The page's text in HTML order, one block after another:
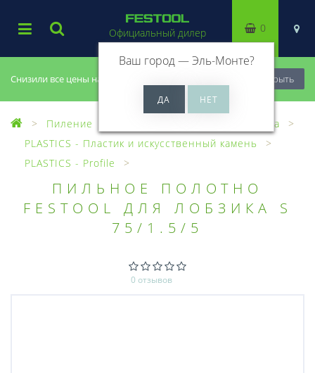
Снизили все цены на 20%, успей купить! Закрыть
Официальный дилер
Ваш город —Эль-Монте?
0
Пиление
Пилки для лобзика
PLASTICS - Пластик и искусственный камень
PLASTICS - Profile
ПИЛЬНОЕ ПОЛОТНО
FESTOOL ДЛЯ ЛОБЗИКА S
75/1.5/5
0 отзывов